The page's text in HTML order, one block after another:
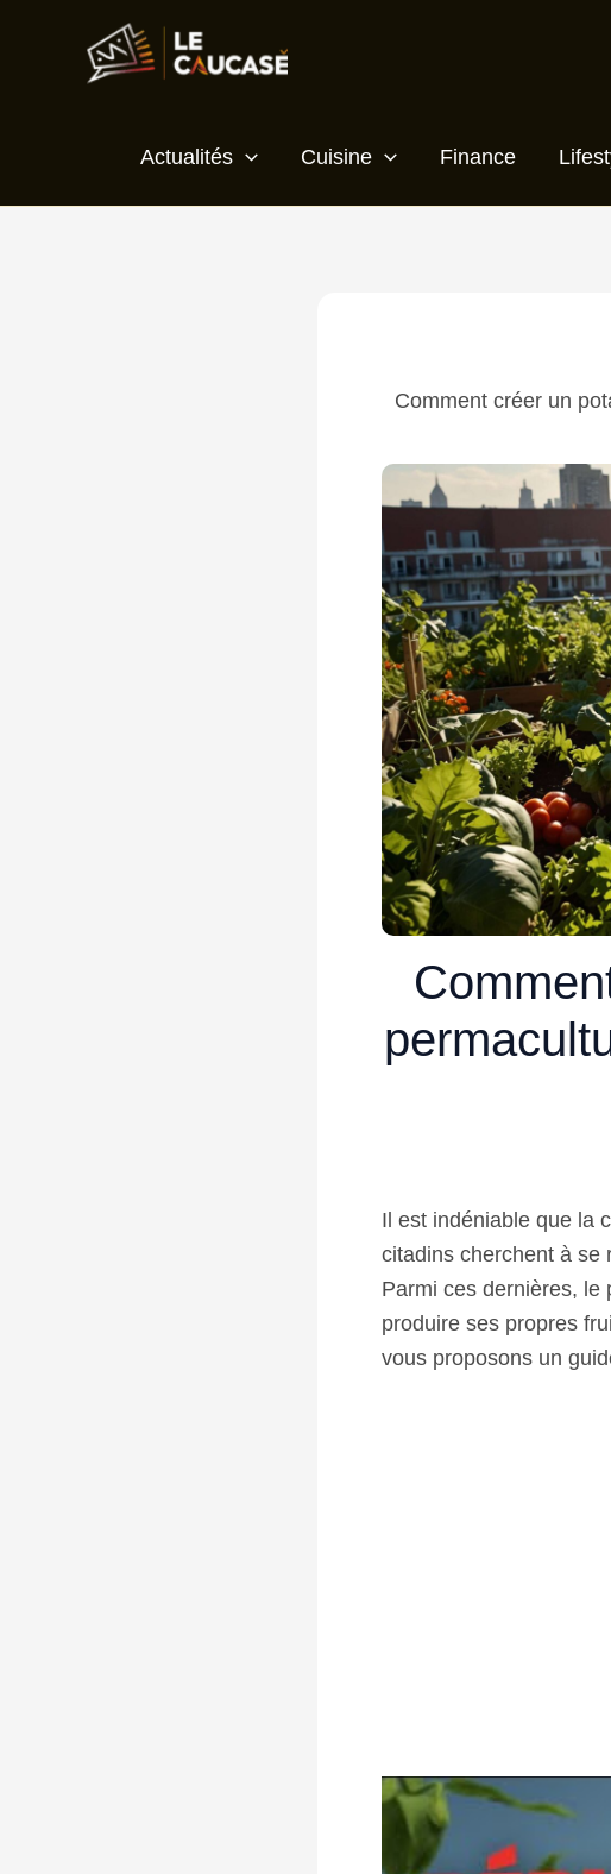
Actualités Cuisine Finance
Comment créer un
Il est indéniable que la
citadins cherchent à se
Parmi ces dernières, le
produire ses propres
vous proposons un